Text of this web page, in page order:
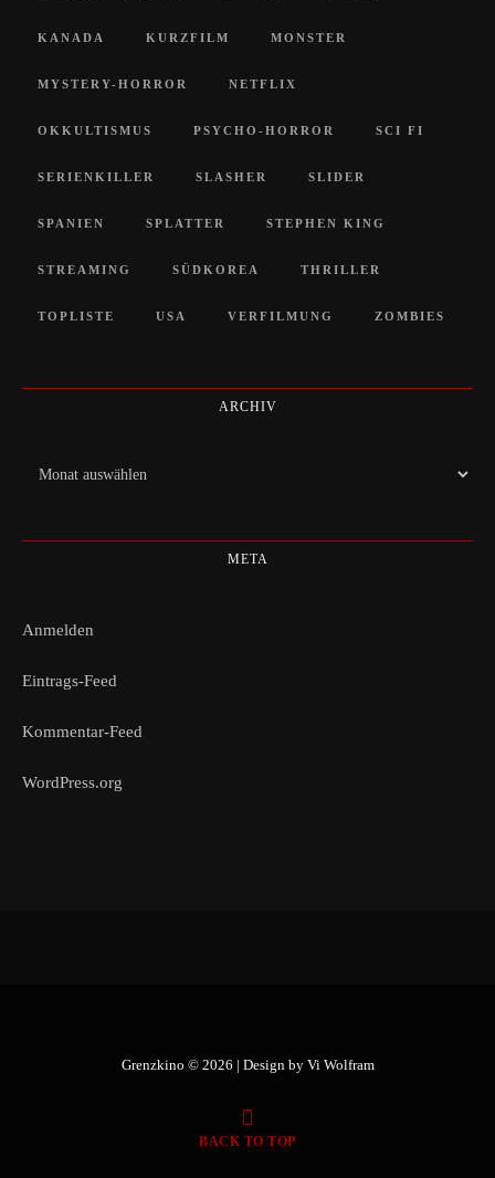
KANADA KURZFILM MONSTER
MYSTERY-HORROR NETFLIX
OKKULTISMUS PSYCHO-HORROR SCI FI
SERIENKILLER SLASHER SLIDER
SPANIEN SPLATTER STEPHEN KING
STREAMING SÜDKOREA THRILLER
TOPLISTE USA VERFILMUNG ZOMBIES
ARCHIV
Archiv
META
Anmelden
Eintrags-Feed
Kommentar-Feed
WordPress.org
Grenzkino © 2026 | Design by Vi Wolfram
BACK TO TOP